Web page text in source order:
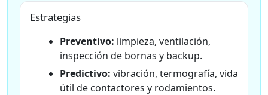
Estrategias
Preventivo: limpieza, ventilación,
inspección de bornas y backup.
Predictivo: vibración, termografía, vida
útil de contactores y rodamientos.